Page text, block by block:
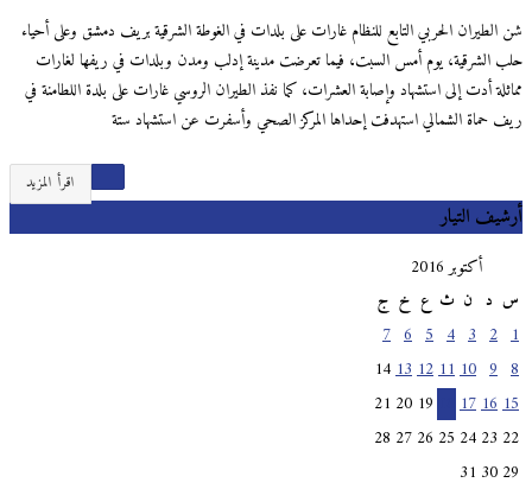
شن الطيران الحربي التابع للنظام غارات على بلدات في الغوطة الشرقية بريف دمشق وعلى أحياء
حلب الشرقية، يوم أمس السبت، فيما تعرضت مدينة إدلب ومدن وبلدات في ريفها لغارات
مماثلة أدت إلى استشهاد وإصابة العشرات، كما نفذ الطيران الروسي غارات على بلدة اللطامنة في
ريف حماة الشمالي استهدفت إحداها المركز الصحي وأسفرت عن استشهاد ستة
اقرأ المزيد
أرشيف التيار
أكتوبر 2016
س
ث خ ج
10
11
12
13
14
15
16
17
18
19
20
21
22
23
24
25
26
27
28
29
30
31